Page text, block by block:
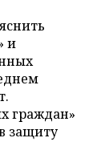
и
граждан»
защиту